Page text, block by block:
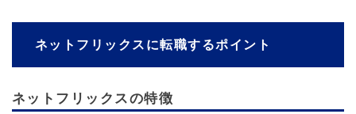
ネットフリックスに転職するポイント
ネットフリックスの特徴